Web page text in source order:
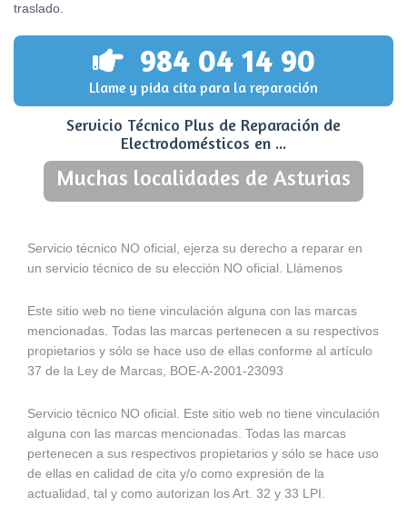
traslado.
984 04 14 90
Llame y pida cita para la reparación
Servicio Técnico Plus de Reparación de
Electrodomésticos en ...
Muchas localidades de Asturias
Servicio técnico NO oficial, ejerza su derecho a reparar en
un servicio técnico de su elección NO oficial. Llámenos
Este sitio web no tiene vinculación alguna con las marcas
mencionadas. Todas las marcas pertenecen a su respectivos
propietarios y sólo se hace uso de ellas conforme al artículo
37 de la Ley de Marcas, BOE-A-2001-23093
Servicio técnico NO oficial. Este sitio web no tiene vinculación
alguna con las marcas mencionadas. Todas las marcas
pertenecen a sus respectivos propietarios y sólo se hace uso
de ellas en calidad de cita y/o como expresión de la
actualidad, tal y como autorizan los Art. 32 y 33 LPI.